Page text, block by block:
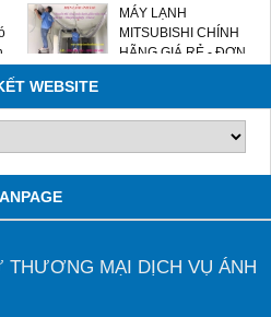
MÁY LẠNH
MITSUBISHI CHÍNH
HÃNG GIÁ RẺ - ĐƠN
0909588116
WEBSITE
THƯƠNG MẠI DỊCH VỤ ÁNH